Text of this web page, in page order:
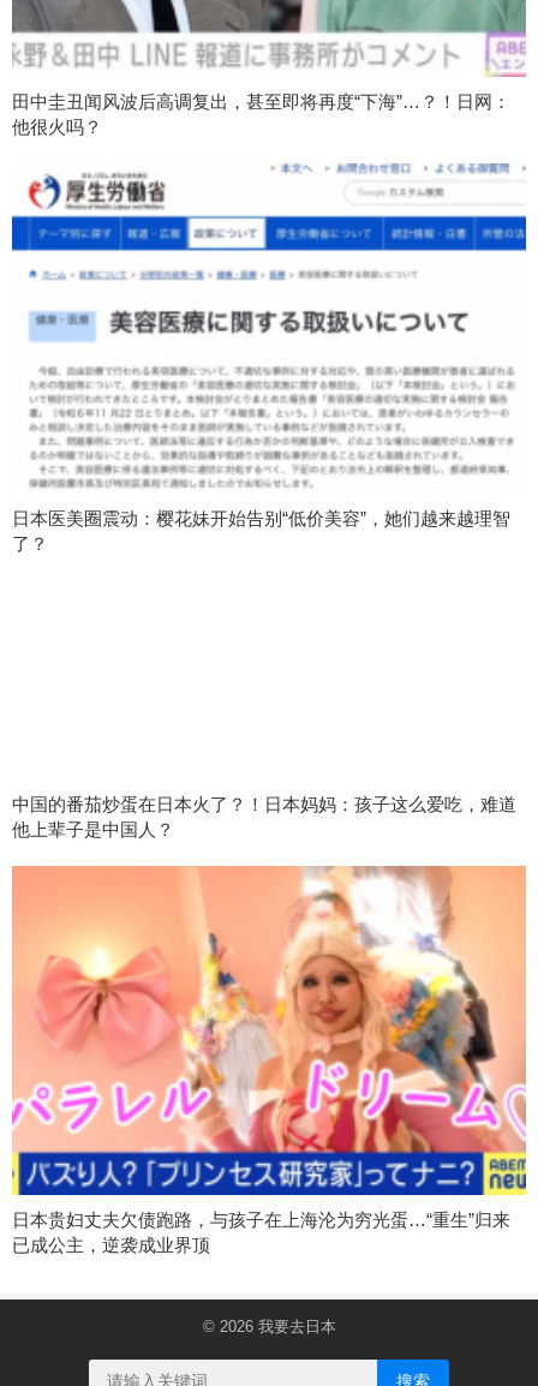
田中圭丑闻风波后高调复出，甚至即将再度“下海”…？！日网：
他很火吗？
日本医美圈震动：樱花妹开始告别“低价美容”，她们越来越理智
了？
中国的番茄炒蛋在日本火了？！日本妈妈：孩子这么爱吃，难道
他上辈子是中国人？
日本贵妇丈夫欠债跑路，与孩子在上海沦为穷光蛋…“重生”归来
已成公主，逆袭成业界顶
© 2026 我要去日本
搜索